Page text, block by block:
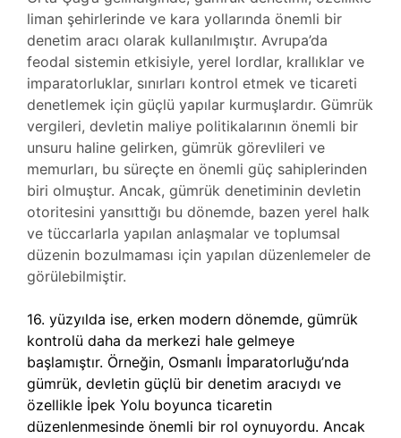
liman şehirlerinde ve kara yollarında önemli bir
denetim aracı olarak kullanılmıştır. Avrupa’da
feodal sistemin etkisiyle, yerel lordlar, krallıklar ve
imparatorluklar, sınırları kontrol etmek ve ticareti
denetlemek için güçlü yapılar kurmuşlardır. Gümrük
vergileri, devletin maliye politikalarının önemli bir
unsuru haline gelirken, gümrük görevlileri ve
memurları, bu süreçte en önemli güç sahiplerinden
biri olmuştur. Ancak, gümrük denetiminin devletin
otoritesini yansıttığı bu dönemde, bazen yerel halk
ve tüccarlarla yapılan anlaşmalar ve toplumsal
düzenin bozulmaması için yapılan düzenlemeler de
görülebilmiştir.
16. yüzyılda ise, erken modern dönemde, gümrük
kontrolü daha da merkezi hale gelmeye
başlamıştır. Örneğin, Osmanlı İmparatorluğu’nda
gümrük, devletin güçlü bir denetim aracıydı ve
özellikle İpek Yolu boyunca ticaretin
düzenlenmesinde önemli bir rol oynuyordu. Ancak